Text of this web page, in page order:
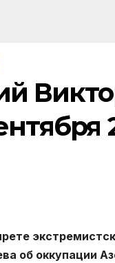
об оккупации